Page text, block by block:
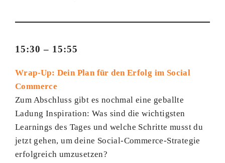
15:30 – 15:55
Wrap-Up: Dein Plan für den Erfolg im Social
Commerce
Zum Abschluss gibt es nochmal eine geballte
Ladung Inspiration: Was sind die wichtigsten
Learnings des Tages und welche Schritte musst du
jetzt gehen, um deine Social-Commerce-Strategie
erfolgreich umzusetzen?